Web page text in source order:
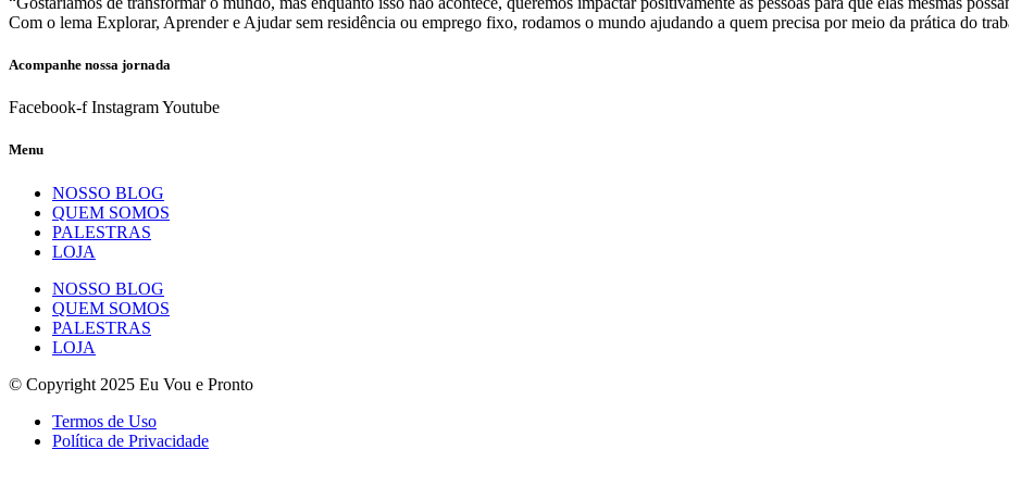
Com o lema Explorar, Aprender e Ajudar sem residência ou emprego fixo, rodamos o mundo ajudando a quem precisa por meio da prática do
Acompanhe nossa jornada
Facebook-f InstagramYoutube
Menu
NOSSO BLOG
QUEM SOMOS
PALESTRAS
LOJA
NOSSO BLOG
QUEM SOMOS
PALESTRAS
LOJA
© Copyright 2025 Eu Vou e Pronto
Termos de Uso
Política de Privacidade